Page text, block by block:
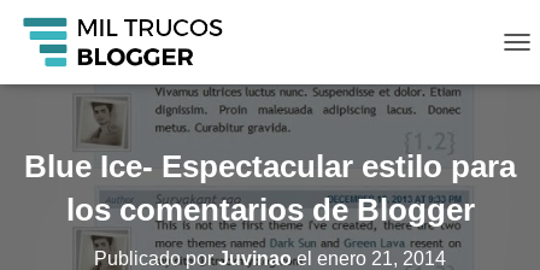
A
A
Blue Ice- Espectacular estilo para
los comentarios de Blogger
Publicado porJuvinaoel enero 21, 2014